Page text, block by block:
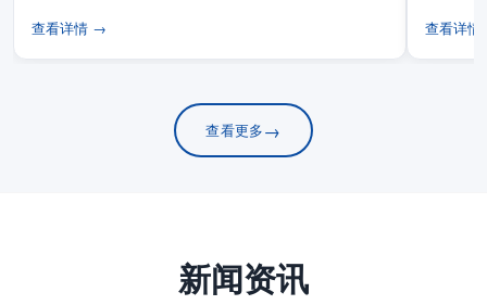
查看详情 → 查看详
查看更多→
新闻资讯